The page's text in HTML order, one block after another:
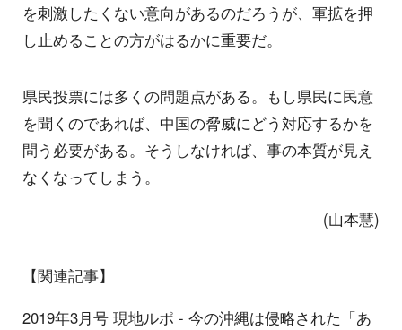
を刺激したくない意向があるのだろうが、軍拡を押
し止めることの方がはるかに重要だ。
県民投票には多くの問題点がある。もし県民に民意
を聞くのであれば、中国の脅威にどう対応するかを
問う必要がある。そうしなければ、事の本質が見え
なくなってしまう。
(山本慧)
【関連記事】
2019年3月号 現地ルポ - 今の沖縄は侵略された「あ